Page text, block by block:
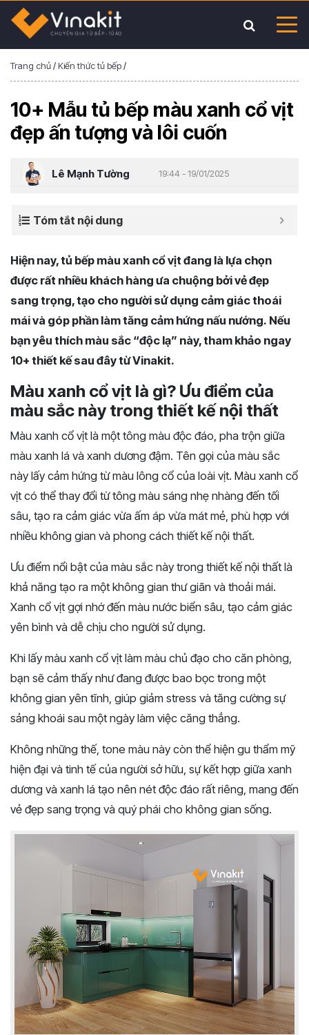
Trang chủ/Kiến thức tủ bếp/
10+ Mẫu tủ bếp màu xanh cổ vịt
đẹp ấn tượng và lôi cuốn
Lê Mạnh Tường 19:44 - 19/01/2025
Tóm tắt nội dung
Hiện nay, tủ bếp màu xanh cổ vịt đang là lựa chọn
được rất nhiều khách hàng ưa chuộng bởi vẻ đẹp
sang trọng, tạo cho người sử dụng cảm giác thoái
mái và góp phần làm tăng cảm hứng nấu nướng. Nếu
bạn yêu thích màu sắc “độc lạ” này, tham khảo ngay
10+ thiết kế sau đây từ Vinakit.
Màu xanh cổ vịt là gì? Ưu điểm của
màu sắc này trong thiết kế nội thất
Màu xanh cổ vịt là một tông màu độc đáo, pha trộn giữa
màu xanh lá và xanh dương đậm. Tên gọi của màu sắc
này lấy cảm hứng từ màu lông cổ của loài vịt. Màu xanh cổ
vịt có thể thay đổi từ tông màu sáng nhẹ nhàng đến tối
sâu, tạo ra cảm giác vừa ấm áp vừa mát mẻ, phù hợp với
nhiều không gian và phong cách thiết kế nội thất.
Ưu điểm nổi bật của màu sắc này trong thiết kế nội thất là
khả năng tạo ra một không gian thư giãn và thoải mái.
Xanh cổ vịt gợi nhớ đến màu nước biển sâu, tạo cảm giác
yên bình và dễ chịu cho người sử dụng.
Khi lấy màu xanh cổ vịt làm màu chủ đạo cho căn phòng,
bạn sẽ cảm thấy như đang được bao bọc trong một
không gian yên tĩnh, giúp giảm stress và tăng cường sự
sảng khoái sau một ngày làm việc căng thẳng.
Không những thế, tone màu này còn thể hiện gu thẩm mỹ
hiện đại và tinh tế của người sở hữu, sự kết hợp giữa xanh
dương và xanh lá tạo nên nét độc đáo rất riêng, mang đến
vẻ đẹp sang trọng và quý phái cho không gian sống.